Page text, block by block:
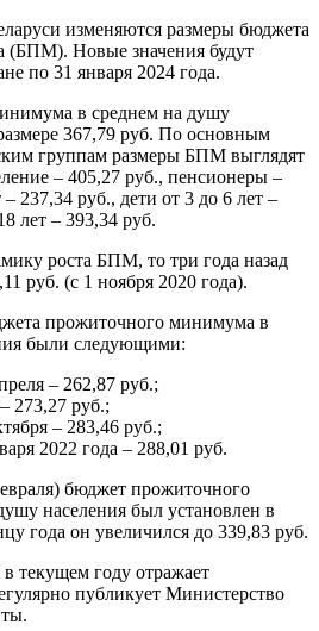
изменяются размеры бюджета
(БПМ). Новые значения будут
по 31 января 2024 года.
в среднем на душу
367,79 руб. По основным
группам размеры БПМ выглядят
– 405,27 руб., пенсионеры –
237,34 руб., дети от 3 до 6 лет –
лет – 393,34 руб.
роста БПМ, то три года назад
руб. (с 1 ноября 2020 года).
прожиточного минимума в
были следующими:
– 262,87 руб.;
273,27 руб.;
– 283,46 руб.;
2022 года – 288,01 руб.
бюджет прожиточного
населения был установлен в
года он увеличился до 339,83 руб.
текущем году отражает
публикует Министерство